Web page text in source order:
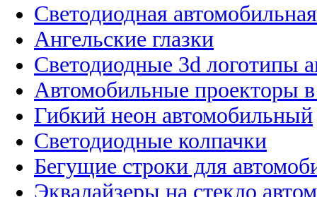
Светодиодная
Ангельские глазки
Светодиодные 3d логотипы
Автомобильные проекторы
Гибкий неон автомобильный
Светодиодные колпачки
Бегущие строки для
Эквалайзеры на стекло